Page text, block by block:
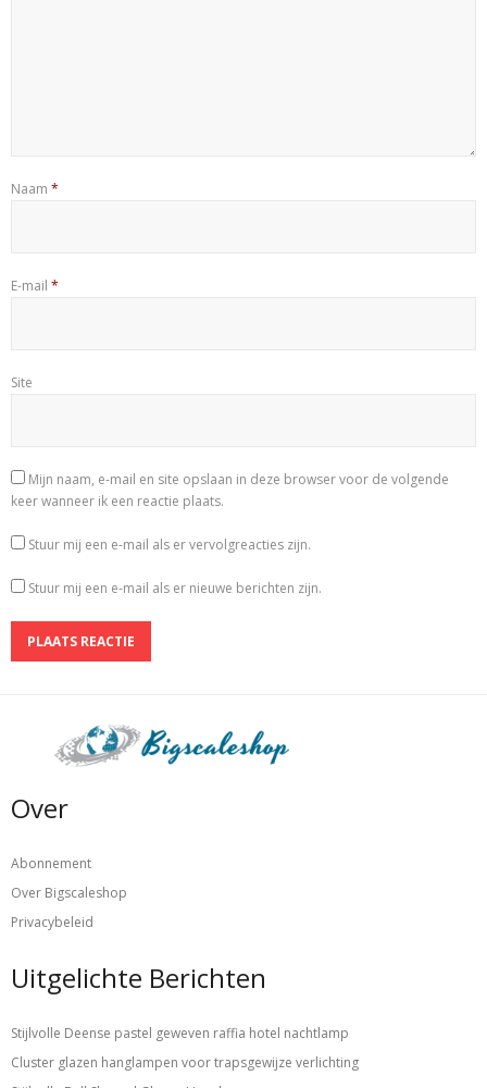
Naam *
E-mail *
Site
Mijn naam, e-mail en site opslaan in deze browser voor de volgende
keer wanneer ik een reactie plaats.
Stuur mij een e-mail als er vervolgreacties zijn.
Stuur mij een e-mail als er nieuwe berichten zijn.
Over
Abonnement
Over Bigscaleshop
Privacybeleid
Uitgelichte Berichten
Stijlvolle Deense pastel geweven raffia hotel nachtlamp
Cluster glazen hanglampen voor trapsgewijze verlichting